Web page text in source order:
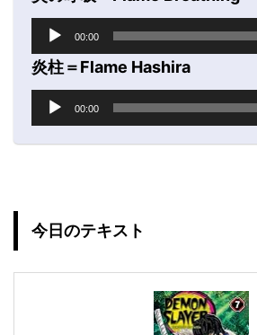
プ
レ
ヤ
ー
00:00
炎柱＝Flame Hashira
00:00
今日のテキスト